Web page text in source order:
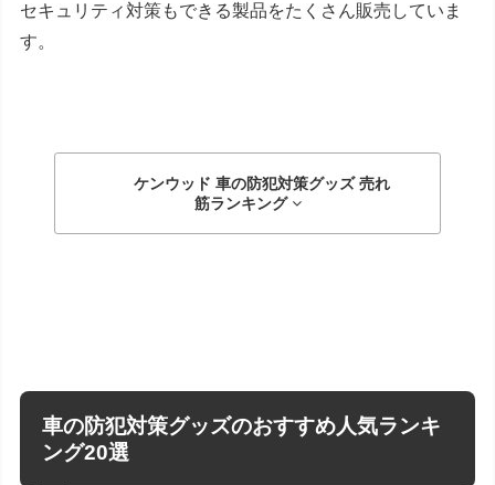
セキュリティ対策もできる製品をたくさん販売していま
す。
ケンウッド 車の防犯対策グッズ売れ
筋ランキング
車の防犯対策グッズのおすすめ人気ランキ
ング20選